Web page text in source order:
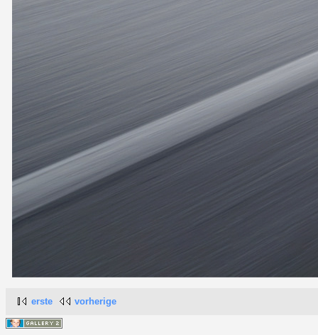
erste vorherige